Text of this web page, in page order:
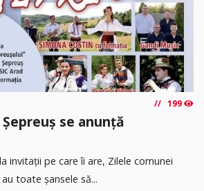
199
se anunță
invitații pe care îi are, Zilele comunei
toate șansele să...